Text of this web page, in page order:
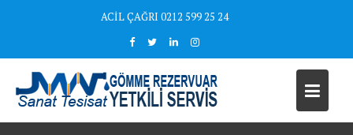
ACİL ÇAĞRI 0212 599 25 24